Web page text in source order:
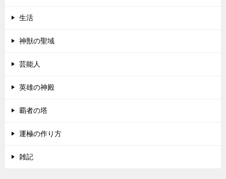
生活
神獣の聖域
芸能人
英雄の神殿
覇者の塔
運極の作り方
雑記